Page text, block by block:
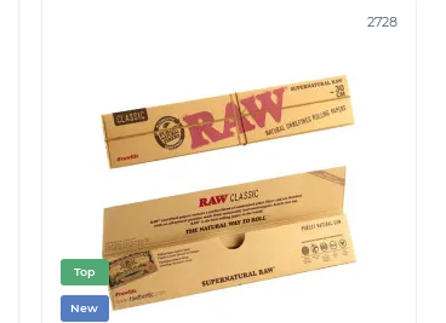
2728
Top
New